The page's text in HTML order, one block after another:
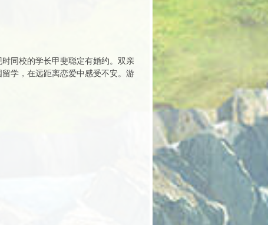
同校的学长甲斐聪定有婚约。双亲
学，在远距离恋爱中感受不安。游